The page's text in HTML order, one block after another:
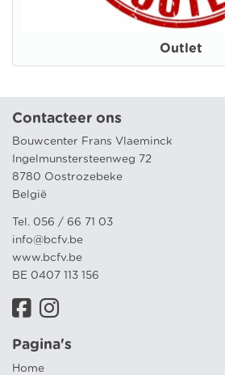
Outlet
Contacteer ons
Bouwcenter Frans Vlaeminck
Ingelmunstersteenweg 72
8780 Oostrozebeke
België
Tel. 056 / 66 71 03
info@bcfv.be
www.bcfv.be
BE 0407 113 156
Pagina's
Home